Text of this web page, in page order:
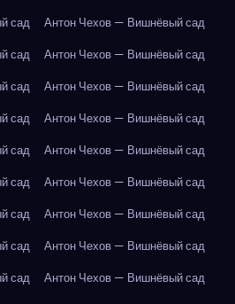
сад
Антон Чехов — Вишнёвый сад
сад
Антон Чехов — Вишнёвый сад
сад
Антон Чехов — Вишнёвый сад
сад
Антон Чехов — Вишнёвый сад
сад
Антон Чехов — Вишнёвый сад
сад
Антон Чехов — Вишнёвый сад
сад
Антон Чехов — Вишнёвый сад
сад
Антон Чехов — Вишнёвый сад
сад
Антон Чехов — Вишнёвый сад